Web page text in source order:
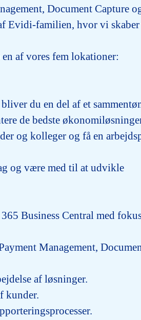
Document Capture
Evidi-familien, hvor vi
af vores fem lokationer:
du en del af et
de bedste
og kolleger og få en
og være med til at udvikle
Business Central med
Management,
af løsninger.
kunder.